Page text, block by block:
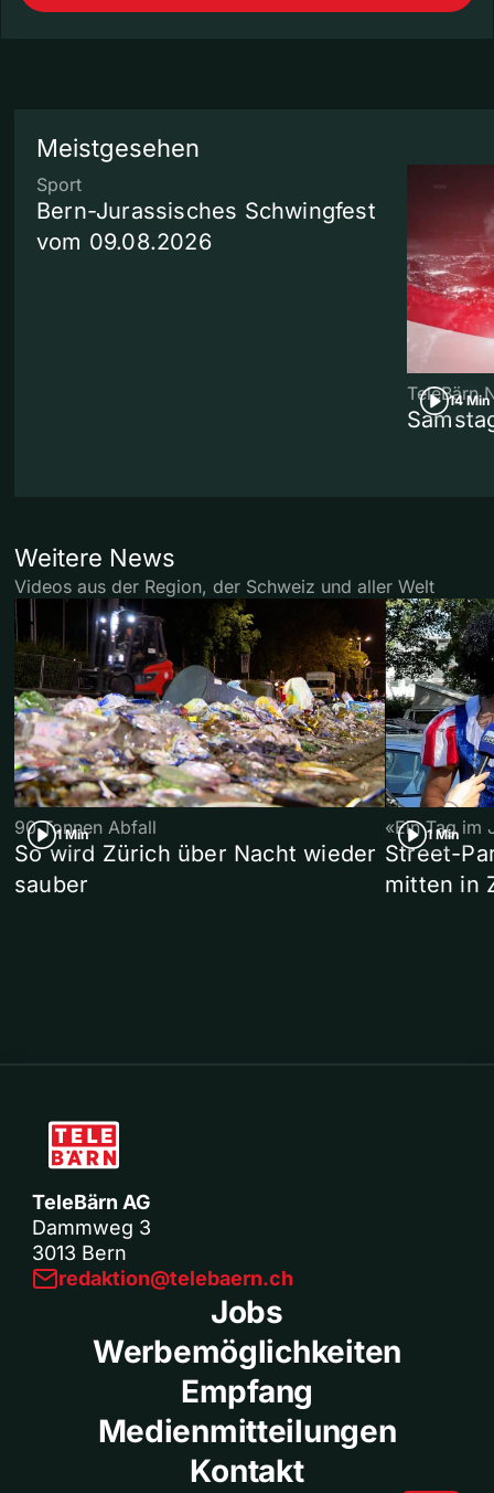
Meistgesehen
Sport
Bern-Jurassisches Schwingfest
vom 09.08.2026
14 Min
TeleBärn
Weitere News
Videos aus der Region, der Schweiz und aller Welt
1 Min
90 Tonnen Abfall
So wird Zürich über Nacht wieder
sauber
1 Min
«Ein Tag im
Street-
mitten in
TeleBärn AG
Dammweg 3
3013 Bern
redaktion@telebaern.ch
Jobs
Werbemöglichkeiten
Empfang
Medienmitteilungen
Kontakt